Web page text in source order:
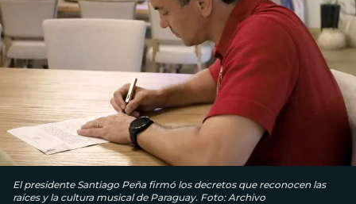
El presidente Santiago Peña firmó los decretos que reconocen las
raíces y la cultura musical de Paraguay. Foto: Archivo